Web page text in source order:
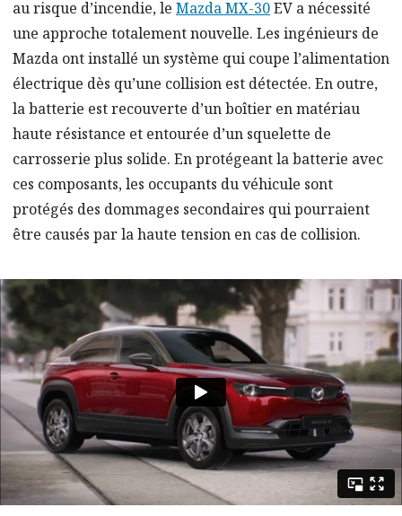
au risque d’incendie, le Mazda MX-30EV a nécessité
une approche totalement nouvelle. Les ingénieurs de
Mazda ont installé un système qui coupe l’alimentation
électrique dès qu’une collision est détectée. En outre,
la batterie est recouverte d’un boîtier en matériau
haute résistance et entourée d’un squelette de
carrosserie plus solide. En protégeant la batterie avec
ces composants, les occupants du véhicule sont
protégés des dommages secondaires qui pourraient
être causés par la haute tension en cas de collision.